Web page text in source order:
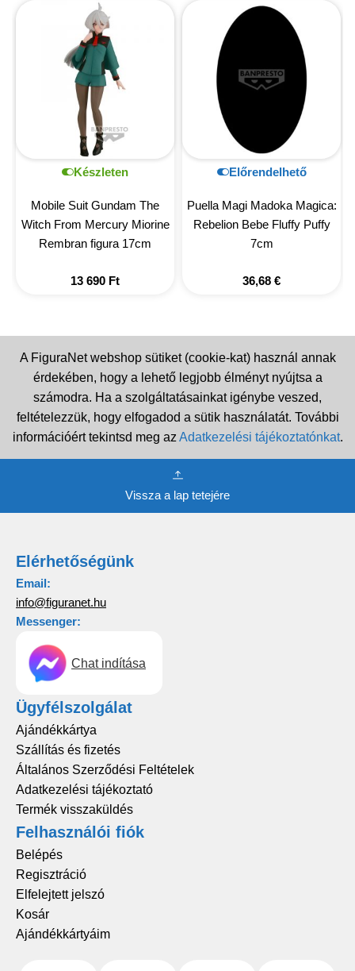
Készleten
Mobile Suit Gundam The
Witch From Mercury Miorine
Rembran figura 17cm
13 690 Ft
Előrendelhető
Puella Magi Madoka Magica:
Rebelion Bebe Fluffy Puffy
7cm
36,68 €
A FiguraNet webshop sütiket (cookie-kat) használ annak
érdekében, hogy a lehető legjobb élményt nyújtsa a
számodra. Ha a szolgáltatásainkat igénybe veszed,
feltételezzük, hogy elfogadod a sütik használatát. További
információért tekintsd meg az Adatkezelési tájékoztatónkat.
Vissza a lap tetejére
Elérhetőségünk
Email:
info@figuranet.hu
Messenger:
Chat indítása
Ügyfélszolgálat
Ajándékkártya
Szállítás és fizetés
Általános Szerződési Feltételek
Adatkezelési tájékoztató
Termék visszaküldés
Felhasználói fiók
Belépés
Regisztráció
Elfelejtett jelszó
Kosár
Ajándékkártyáim